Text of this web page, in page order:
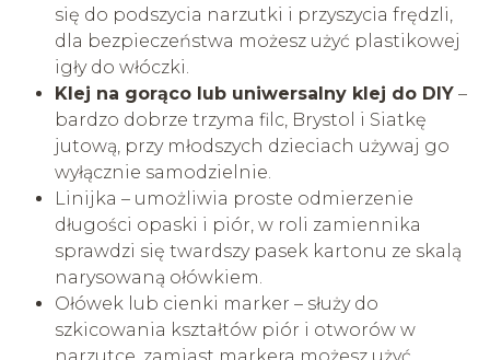
się do podszycia narzutki i przyszycia frędzli,
dla bezpieczeństwa możesz użyć plastikowej
igły do włóczki.
Klej na gorąco lub uniwersalny klej do DIY–
bardzo dobrze trzyma filc, Brystol i Siatkę
jutową, przy młodszych dzieciach używaj go
wyłącznie samodzielnie.
Linijka – umożliwia proste odmierzenie
długości opaski i piór, w roli zamiennika
sprawdzi się twardszy pasek kartonu ze skalą
narysowaną ołówkiem.
Ołówek lub cienki marker – służy do
szkicowania kształtów piór i otworów w